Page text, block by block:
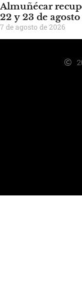
Almuñécar
22 y 23 de
7 de agosto de 2026